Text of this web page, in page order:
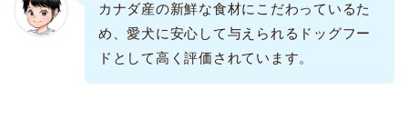
カナダ産の新鮮な食材にこだわっているた
め、愛犬に安心して与えられるドッグフー
ドとして高く評価されています。